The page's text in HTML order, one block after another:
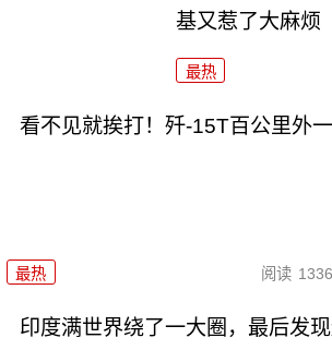
基又惹了大麻烦
最热
看不见就挨打！歼-15T百公里外
最热 阅读
印度满世界绕了一大圈，最后发现